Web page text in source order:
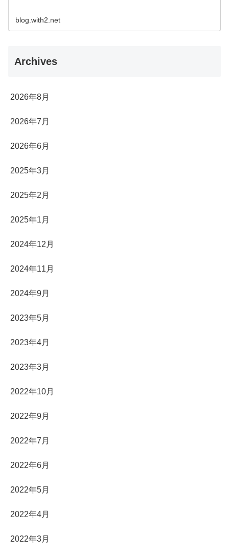
blog.with2.net
Archives
2026年8月
2026年7月
2026年6月
2025年3月
2025年2月
2025年1月
2024年12月
2024年11月
2024年9月
2023年5月
2023年4月
2023年3月
2022年10月
2022年9月
2022年7月
2022年6月
2022年5月
2022年4月
2022年3月